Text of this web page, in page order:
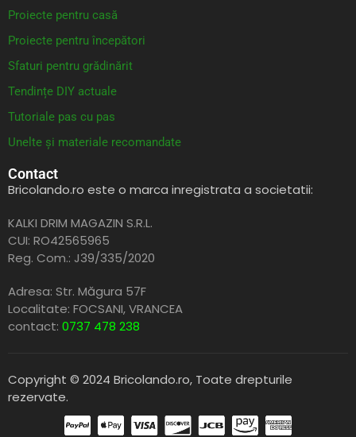
Proiecte pentru casă
Proiecte pentru începători
Sfaturi pentru grădinărit
Tendințe DIY actuale
Tutoriale pas cu pas
Unelte și materiale recomandate
Contact
Bricolando.ro este o marca inregistrata a societatii:
KALKI DRIM MAGAZIN S.R.L.
CUI: RO42565965
Reg. Com.: J39/335/2020
Adresa: Str. Măgura 57F
Localitate: FOCSANI,VRANCEA
contact: 0737 478 238
Copyright © 2024 Bricolando.ro, Toate drepturile
rezervate.